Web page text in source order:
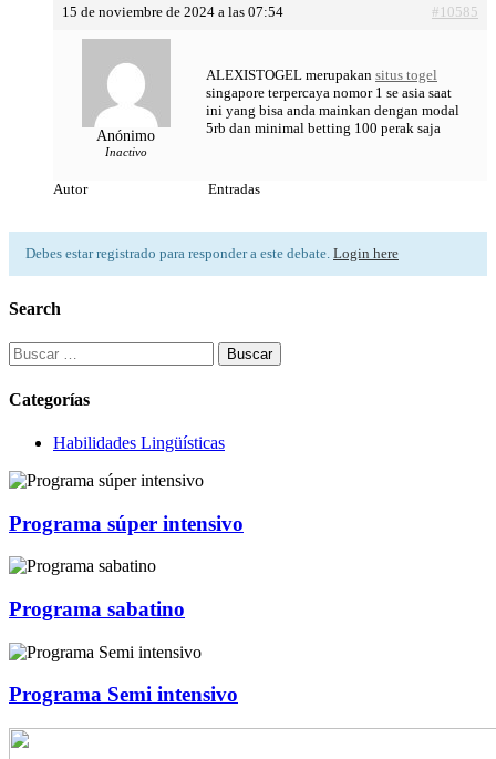
15 de noviembre de 2024 a las 07:54 #10585
Anónimo
Inactivo
ALEXISTOGEL merupakan situs togel
singapore terpercaya nomor 1 se asia saat
ini yang bisa anda mainkan dengan modal
5rb dan minimal betting 100 perak saja
Autor Entradas
Debes estar registrado para responder a este debate. Login here
Search
Buscar:
Categorías
Habilidades Lingüísticas
Programa súper intensivo
Programa sabatino
Programa Semi intensivo